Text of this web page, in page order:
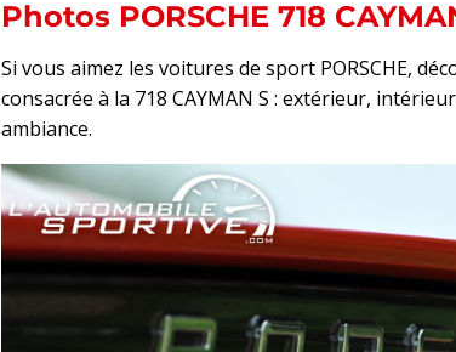
Photos PORSCHE 718
Si vous aimez les voitures de sport PORSCHE,
consacrée à la 718 CAYMAN S : extérieur,
ambiance.